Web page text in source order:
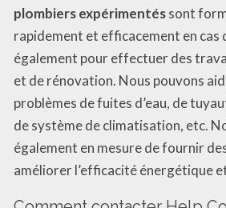
plombiers expérimentéssont
rapidement et efficacement en cas
également pour effectuer des
et de rénovation. Nous pouvons
problèmes de fuites d’eau, de
de système de climatisation, etc.
également en mesure de fournir
améliorer l’efficacité énergétique